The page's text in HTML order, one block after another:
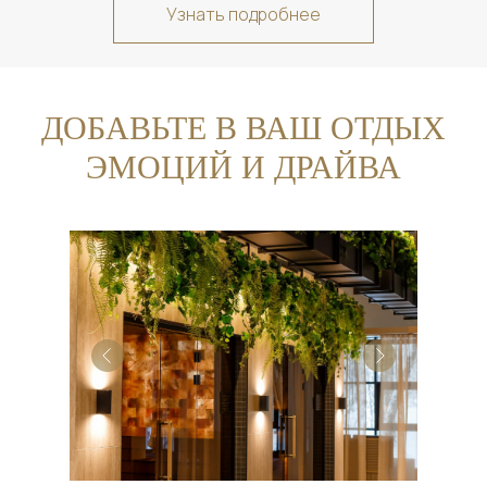
Узнать подробнее
ДОБАВЬТЕ В ВАШ ОТДЫХ
ЭМОЦИЙ И ДРАЙВА